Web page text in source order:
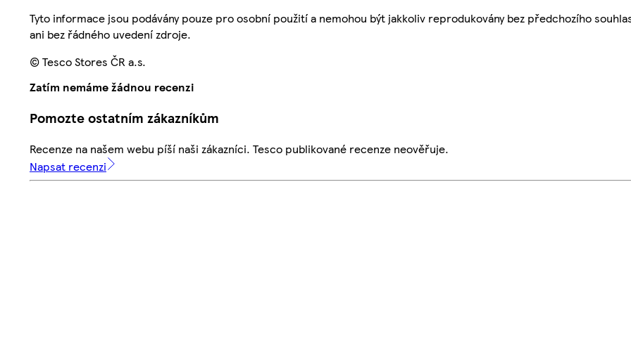
Tyto informace jsou podávány pouze pro osobní použití a nemohou být jakkoliv reprodukovány bez předchozího
ani bez řádného uvedení zdroje.
© Tesco Stores ČR a.s.
Zatím nemáme žádnou recenzi
Pomozte ostatním zákazníkům
Recenze na našem webu píší naši zákazníci. Tesco publikované recenze neověřuje.
Napsat recenzi